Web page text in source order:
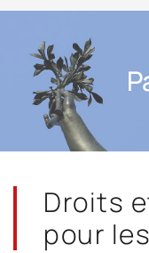
Droits
pour